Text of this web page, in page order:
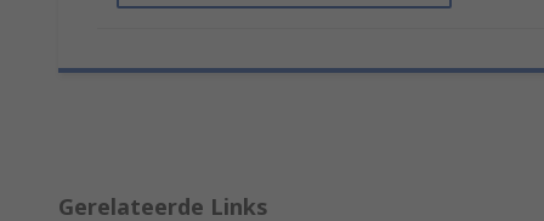
Gerelateerde Links